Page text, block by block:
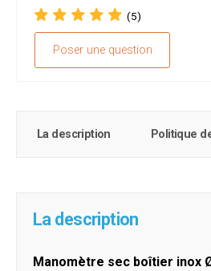
(5)
Poser une question
La description Politique
La description
Manomètre sec boîtier inox